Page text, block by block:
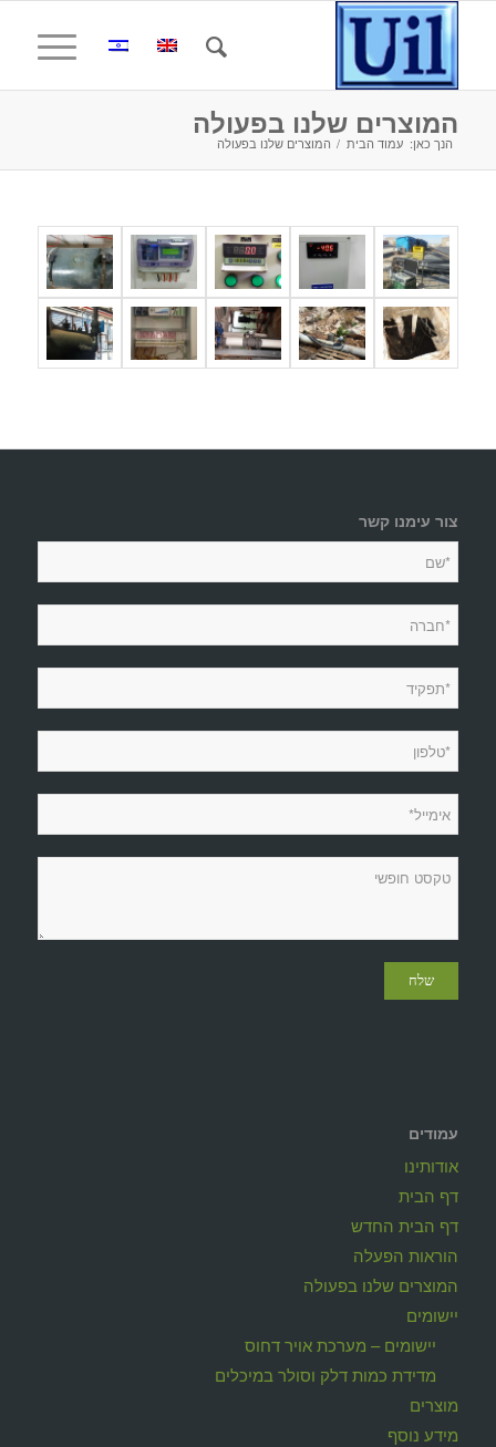
המוצרים שלנו בפעולה
הנך כאן: עמוד הבית / המוצרים שלנו בפעולה
צור עימנו קשר
עמודים
אודותינו
דף הבית
דף הבית החדש
הוראות הפעלה
המוצרים שלנו בפעולה
יישומים
יישומים – מערכת אויר דחוס
מדידת כמות דלק וסולר במיכלים
מוצרים
מידע נוסף